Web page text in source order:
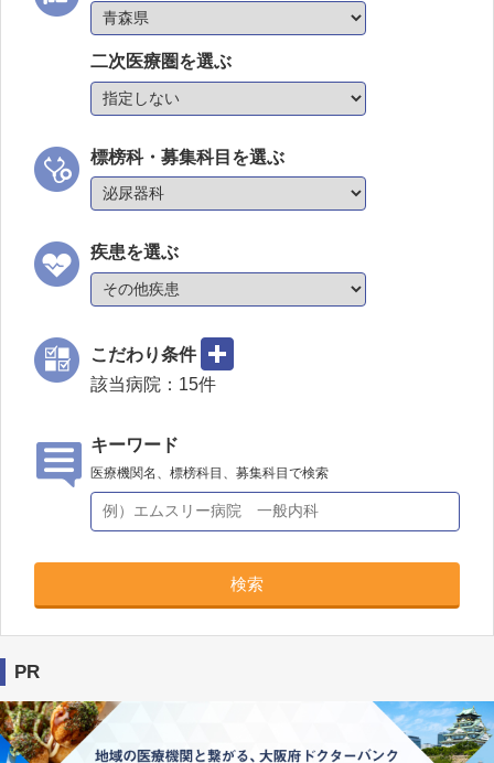
二次医療圏を選ぶ
標榜科・募集科目を選ぶ
疾患を選ぶ
こだわり条件
該当病院： 15件
キーワード
医療機関名、標榜科目、募集科目で検索
検索
PR